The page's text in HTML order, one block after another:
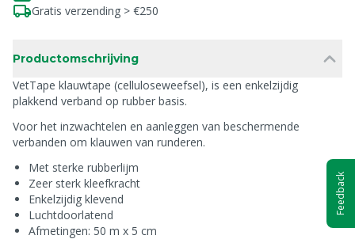
Gratis verzending > €250
Productomschrijving
VetTape klauwtape (celluloseweefsel), is een enkelzijdig
plakkend verband op rubber basis.
Voor het inzwachtelen en aanleggen van beschermende
verbanden om klauwen van runderen.
Met sterke rubberlijm
Zeer sterk kleefkracht
Enkelzijdig klevend
Luchtdoorlatend
Afmetingen: 50 m x 5 cm
Feedback